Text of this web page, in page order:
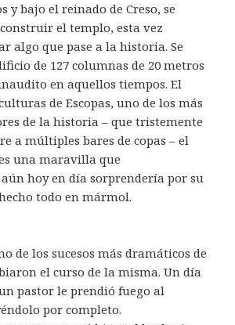
y bajo el reinado de Creso, se
el templo, esta vez
algo que pase a la historia. Se
de 127 columnas de 20 metros
en aquellos tiempos. El
de Escopas, uno de los más
de la historia – que tristemente
a múltiples bares de copas – el
una maravilla que
hoy en día sorprendería por su
todo en mármol.
de los sucesos más dramáticos de
el curso de la misma. Un día
pastor le prendió fuego al
por completo.